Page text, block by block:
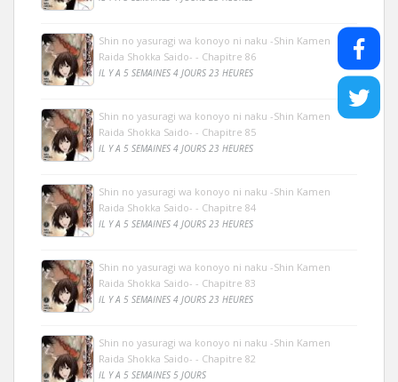
Shin no yasuragi wa konoyo ni naku -Shin Kamen
Raida Shokka Saido- - Chapitre 86
IL Y A 5 SEMAINES 4 JOURS 23 HEURES
Shin no yasuragi wa konoyo ni naku -Shin Kamen
Raida Shokka Saido- - Chapitre 85
IL Y A 5 SEMAINES 4 JOURS 23 HEURES
Shin no yasuragi wa konoyo ni naku -Shin Kamen
Raida Shokka Saido- - Chapitre 84
IL Y A 5 SEMAINES 4 JOURS 23 HEURES
Shin no yasuragi wa konoyo ni naku -Shin Kamen
Raida Shokka Saido- - Chapitre 83
IL Y A 5 SEMAINES 4 JOURS 23 HEURES
Shin no yasuragi wa konoyo ni naku -Shin Kamen
Raida Shokka Saido- - Chapitre 82
IL Y A 5 SEMAINES 5 JOURS